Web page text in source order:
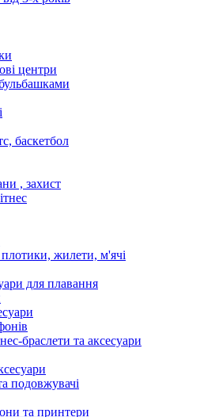
центри
баскетбол
, захист
жилети, м'ячі
для плавання
браслети та аксесуари
подовжувачі
та принтери